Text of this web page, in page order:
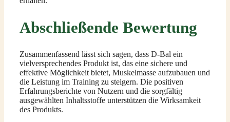
Abschließende Bewertung
Zusammenfassend lässt sich sagen, dass D-Bal ein
vielversprechendes Produkt ist, das eine sichere und
effektive Möglichkeit bietet, Muskelmasse aufzubauen und
die Leistung im Training zu steigern. Die positiven
Erfahrungsberichte von Nutzern und die sorgfältig
ausgewählten Inhaltsstoffe unterstützen die Wirksamkeit
des Produkts.